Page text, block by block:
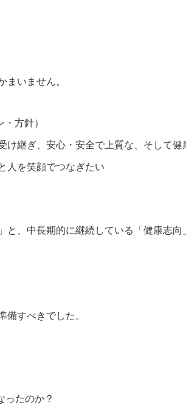
いません。
方針）
継ぎ、安心・安全で上質な、そして健
人を笑顔でつなぎたい
と、中長期的に継続している「健康志
すべきでした。
ったのか？